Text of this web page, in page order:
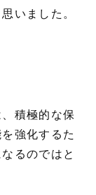
いました。
積極的な保
強化するた
るのではと